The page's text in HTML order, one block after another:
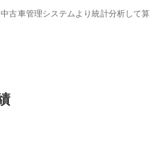
古車管理システムより統計分析して算